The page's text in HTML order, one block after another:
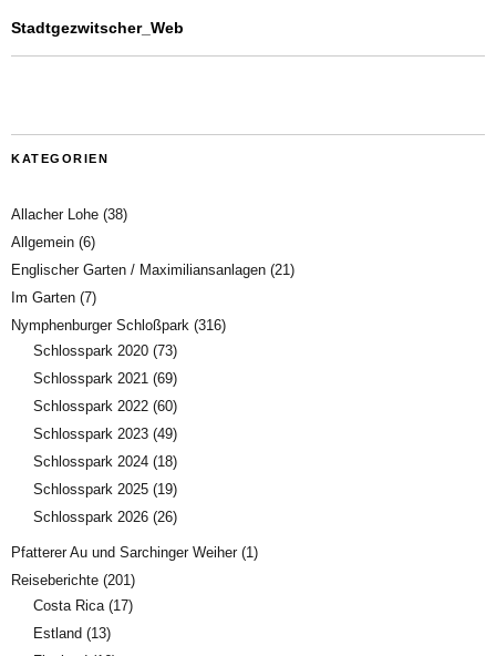
Stadtgezwitscher_Web
KATEGORIEN
Allacher Lohe (38)
Allgemein (6)
Englischer Garten / Maximiliansanlagen (21)
Im Garten (7)
Nymphenburger Schloßpark (316)
Schlosspark 2020 (73)
Schlosspark 2021 (69)
Schlosspark 2022 (60)
Schlosspark 2023 (49)
Schlosspark 2024 (18)
Schlosspark 2025 (19)
Schlosspark 2026 (26)
Pfatterer Au und Sarchinger Weiher(1)
Reiseberichte (201)
Costa Rica(17)
Estland (13)